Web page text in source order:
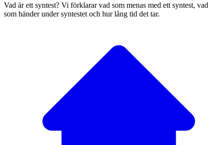
Vad är ett syntest? Vi förklarar vad som menas med ett syntest, vad
som händer under syntestet och hur lång tid det tar.